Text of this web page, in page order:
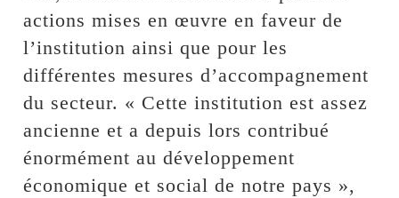
actions mises en œuvre en faveur de
l’institution ainsi que pour les
différentes mesures d’accompagnement
du secteur. « Cette institution est assez
ancienne et a depuis lors contribué
énormément au développement
économique et social de notre pays »,